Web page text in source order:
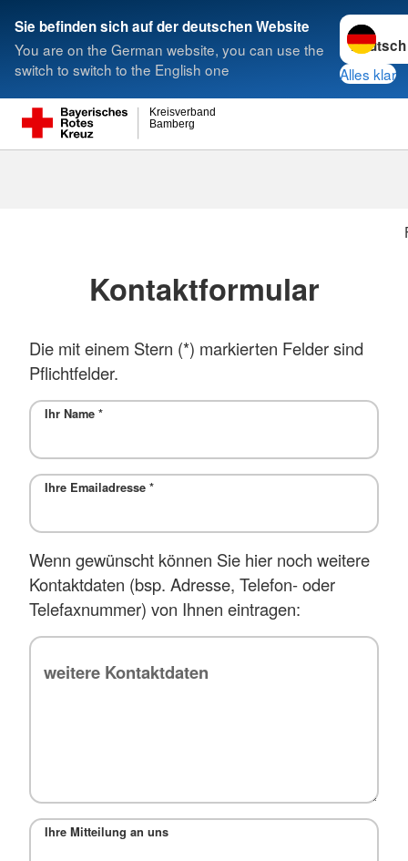
Sie befinden sich auf der deutschen Website
You are on the German website, you can use the
switch to switch to the English one
Sprache
Alles klar
Bamberg
Kreisverband
Suche
Kontaktformular
Die mit einem Stern (*) markierten Felder sind
Pflichtfelder.
Ihr Name *
Ihre Emailadresse *
Wenn gewünscht können Sie hier noch weitere
Kontaktdaten (bsp. Adresse, Telefon- oder
Telefaxnummer) von Ihnen eintragen:
Ihre Mitteilung an uns